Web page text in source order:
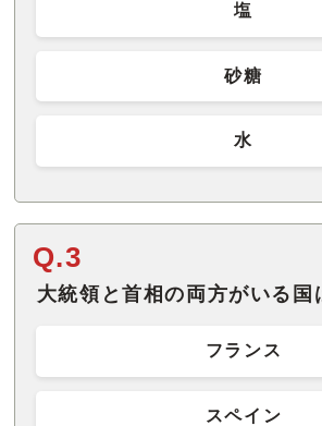
塩
砂糖
水
Q.3
大統領と首相の両方がいる国
フランス
スペイン